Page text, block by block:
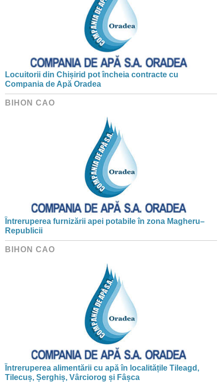
Locuitorii din Chișirid pot încheia contracte cu
Compania de Apă Oradea
BIHON CAO
Întreruperea furnizării apei potabile în zona Magheru–
Republicii
BIHON CAO
Întreruperea alimentării cu apă în localitățile Tileagd,
Tilecuș, Șerghiș, Vârciorog și Fâșca